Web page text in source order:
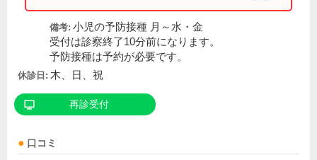
備考: 小児の予防接種 月～水・金
受付は診察終了10分前になります。
予防接種は予約が必要です。
休診日: 木、日、祝
再診受付
口コミ